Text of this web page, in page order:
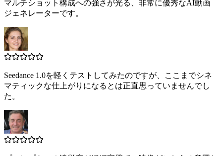
マルチショット構成への強さが光る、非常に優秀なAI動画
ジェネレーターです。
Seedance 1.0を軽くテストしてみたのですが、ここまでシネ
マティックな仕上がりになるとは正直思っていませんでし
た。